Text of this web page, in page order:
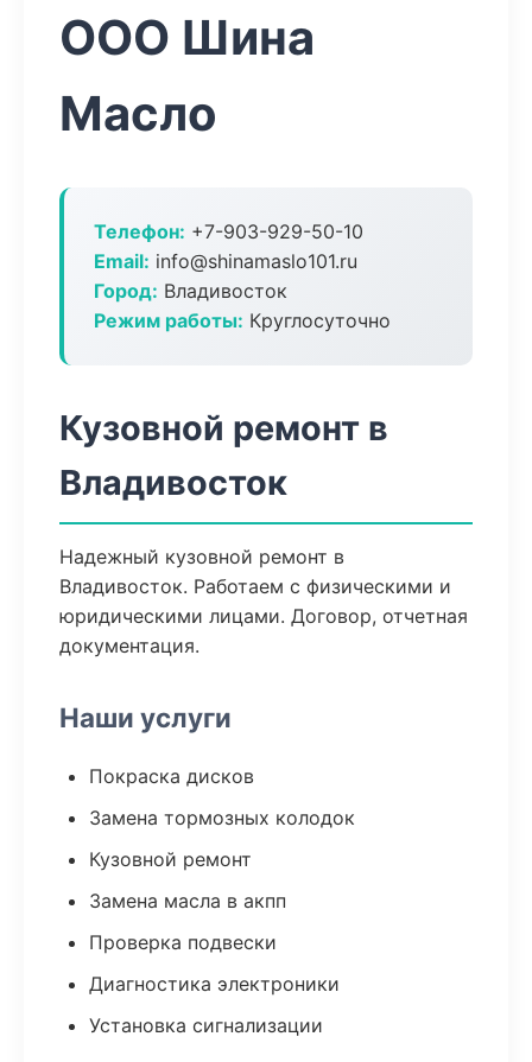
ООО Шина
Масло
Телефон: +7-903-929-50-10
Email: info@shinamaslo101.ru
Город: Владивосток
Режим работы: Круглосуточно
Кузовной ремонт в
Владивосток
Надежный кузовной ремонт в
Владивосток. Работаем с физическими и
юридическими лицами. Договор, отчетная
документация.
Наши услуги
Покраска дисков
Замена тормозных колодок
Кузовной ремонт
Замена масла в акпп
Проверка подвески
Диагностика электроники
Установка сигнализации